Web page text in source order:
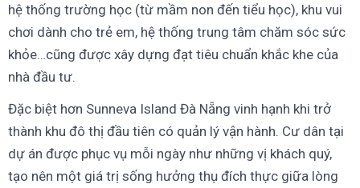
hệ thống trường học (từ mầm non đến tiểu học), khu vui
chơi dành cho trẻ em, hệ thống trung tâm chăm sóc sức
khỏe…cũng được xây dựng đạt tiêu chuẩn khắc khe của
nhà đầu tư.
Đặc biệt hơn Sunneva Island Đà Nẵng vinh hạnh khi trở
thành khu đô thị đầu tiên có quản lý vận hành. Cư dân tại
dự án được phục vụ mỗi ngày như những vị khách quý,
tạo nên một giá trị sống hưởng thụ đích thực giữa lòng